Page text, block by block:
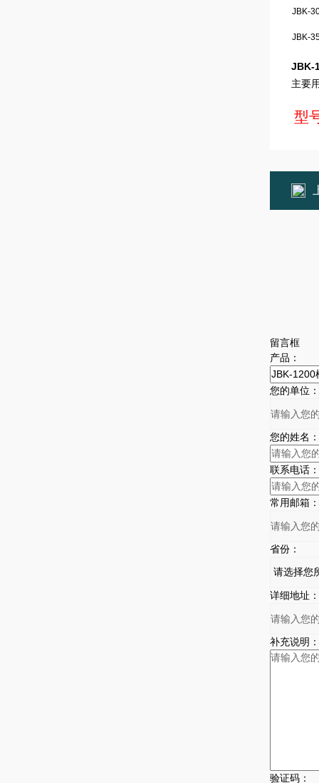
JBK-
JBK-
JBK-
主要
型
留言框
产品：
您的单位：
您的姓名：
联系电话：
常用邮箱：
省份：
详细地址：
补充说明：
验证码：